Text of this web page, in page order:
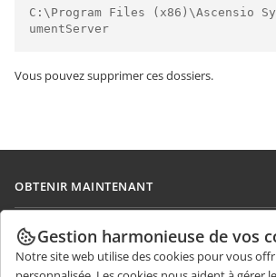
C:\Program Files (x86)\Ascensio
umentServer
Vous pouvez supprimer ces dossiers.
OBTENIR MAINTENANT
Docs
DocSpace
COLLABORATION
Pour les contributeurs
OBTENIR DES NOUVELLES
Gestion harmonieuse de vos
Notre site web utilise des cookies pour vous